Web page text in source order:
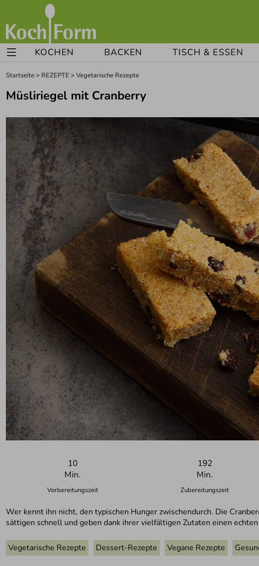
KOCHEN BACKEN TISCH & ESSEN
Startseite> REZEPTE > Vegetarische Rezepte
Müsliriegel mit Cranberry
10
Min.
Vorbereitungszeit
192
Min.
Zubereitungszeit
Wer kennt ihn nicht, den typischen Hunger zwischendurch. Die
sättigen schnell und geben dank ihrer vielfältigen Zutaten einen echten
Vegetarische Rezepte Dessert-Rezepte Vegane Rezepte